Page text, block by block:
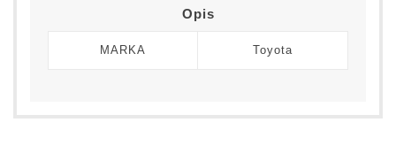
Opis
MARKA Toyota